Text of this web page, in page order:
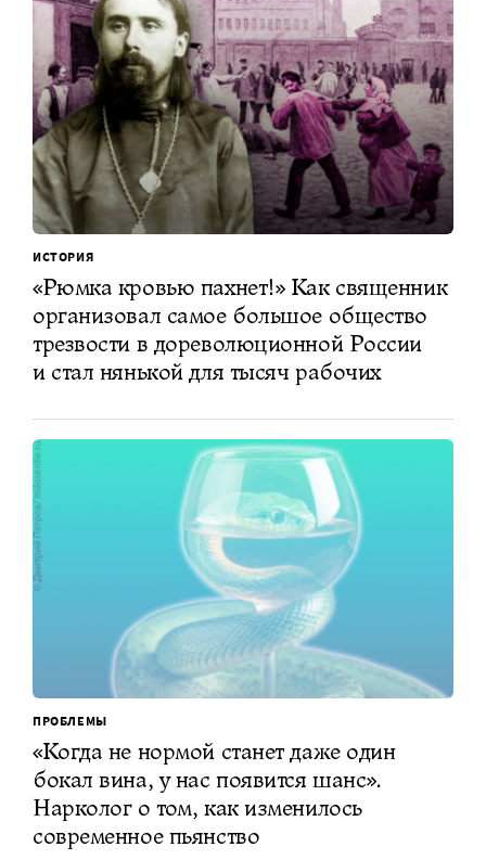
ИСТОРИЯ
«Рюмка кровью пахнет!» Как священник
организовал самое большое общество
трезвости в дореволюционной России
и стал нянькой для тысяч рабочих
ПРОБЛЕМЫ
«Когда не нормой станет даже один
бокал вина, у нас появится шанс».
Нарколог о том, как изменилось
современное пьянство